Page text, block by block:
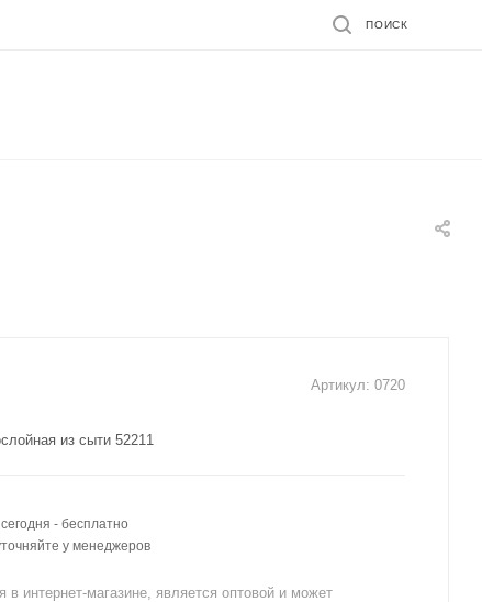
ПОИСК
Артикул: 0720
из сыти 52211
- бесплатно
у менеджеров
в интернет-магазине, является оптовой и может